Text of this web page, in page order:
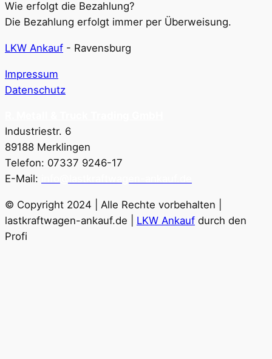
Wie erfolgt die Bezahlung?
Die Bezahlung erfolgt immer per Überweisung.
LKW Ankauf - Ravensburg
Impressum
Datenschutz
Industriestr. 6
89188 Merklingen
Telefon: 07337 9246-17
E-Mail:
© Copyright 2024 | Alle Rechte vorbehalten |
lastkraftwagen-ankauf.de | LKW Ankauf durch den
Profi